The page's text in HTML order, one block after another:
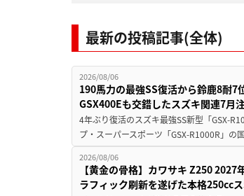
最新の投稿記事(全体)
2026/08/06
190馬力の最強SS復活から鈴鹿8耐7
GSX400Eも交錯したスズキ関連7月
4年ぶり復活のスズキ最強SS新型「GSX-
プ・スーパースポーツ「GSX-R1000R」
2026/08/06
【黄金の骨格】カワサキ Z250
ラフィック刷新を遂げた本格250cc